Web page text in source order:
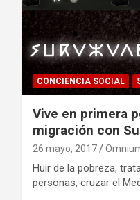
CONCIENCIA SOCIAL
Vive en primera
migración con
26 mayo, 2017
Huir de la pobreza,
personas, cruzar el